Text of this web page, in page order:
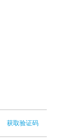
获取验证码